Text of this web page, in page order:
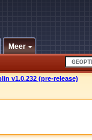
Meer
v1.0.232 (pre-release)